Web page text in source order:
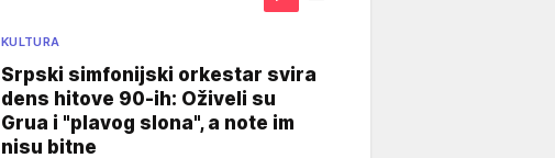
KULTURA
Srpski simfonijski orkestar svira
dens hitove 90-ih: Oživeli su
Grua i "plavog slona", a note im
nisu bitne